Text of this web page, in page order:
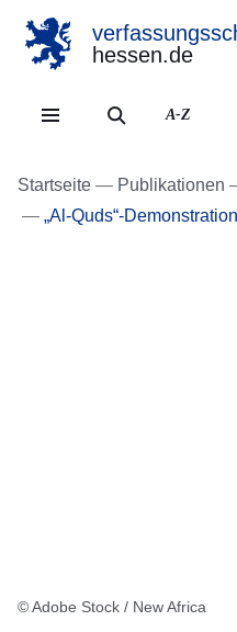
hessen.de
A-Z
Startseite Publikationen
„Al-Quds“-
© Adobe Stock / New Africa